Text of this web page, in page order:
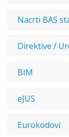
Nacrti BAS
Direktive /
BIM
eJUS
Eurokodovi